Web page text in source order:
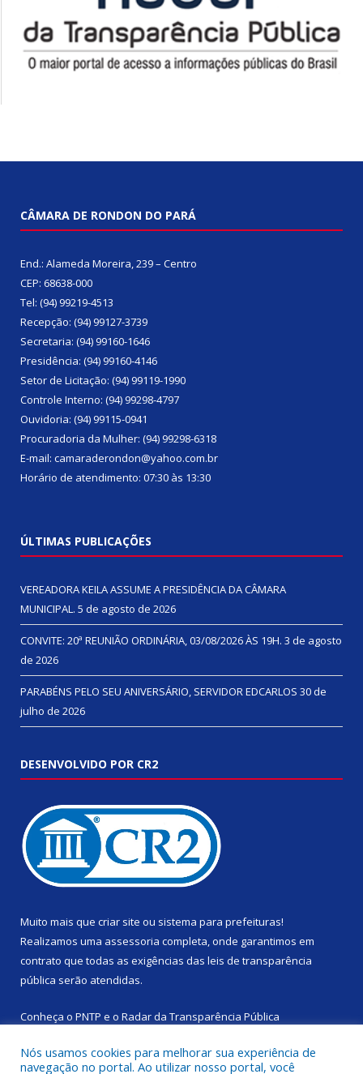
CÂMARA DE RONDON DO PARÁ
End.: Alameda Moreira, 239 – Centro
CEP: 68638-000
Tel: (94) 99219-4513
Recepção: (94) 99127-3739
Secretaria: (94) 99160-1646
Presidência: (94) 99160-4146
Setor de Licitação: (94) 99119-1990
Controle Interno: (94) 99298-4797
Ouvidoria: (94) 99115-0941
Procuradoria da Mulher: (94) 99298-6318
E-mail: camaraderondon@yahoo.com.br
Horário de atendimento: 07:30 às 13:30
ÚLTIMAS PUBLICAÇÕES
VEREADORA KEILA ASSUME A PRESIDÊNCIA DA CÂMARA
MUNICIPAL. 5 de agosto de 2026
CONVITE: 20ª REUNIÃO ORDINÁRIA, 03/08/2026 ÀS 19H. 3 de agosto
de 2026
PARABÉNS PELO SEU ANIVERSÁRIO, SERVIDOR EDCARLOS 30 de
julho de 2026
DESENVOLVIDO POR CR2
Muito mais que criar site ou sistema para prefeituras!
Realizamos uma assessoria completa, onde garantimos em
contrato que todas as exigências das leis de transparência
pública serão atendidas.
Conheça o PNTP e o Radar da Transparência Pública
Nós usamos cookies para melhorar sua experiência de
navegação no portal. Ao utilizar nosso portal, você